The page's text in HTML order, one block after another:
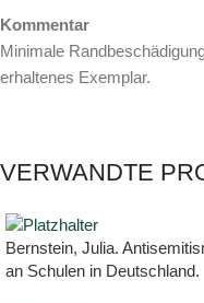
Kommentar
Minimale
erhaltenes Exemplar.
VERWANDTE
Bernstein, Julia.
an Schulen in Deutschland.